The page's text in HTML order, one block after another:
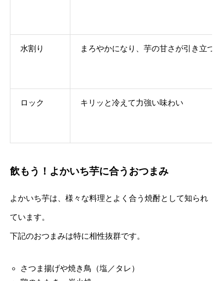
水割り まろやかになり、芋の甘さが引き立つ
ロック キリッと冷えて力強い味わい
飲もう！よかいち芋に合うおつまみ
よかいち芋は、様々な料理とよく合う焼酎として知られ
ています。
下記のおつまみは特に相性抜群です。
さつま揚げや焼き鳥（塩／タレ）